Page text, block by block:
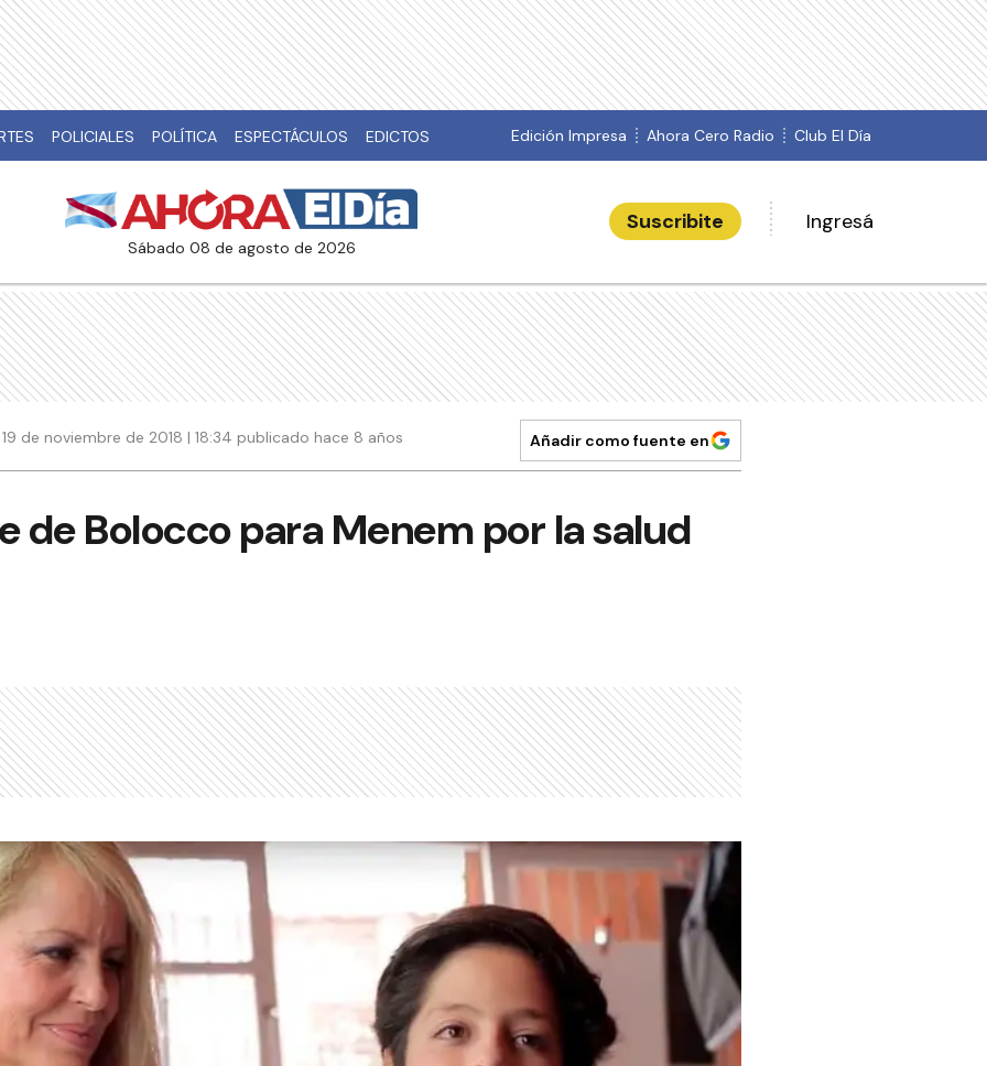
POLICIALES POLÍTICA ESPECTÁCULOS EDICTOS Edición Impresa Ahora Cero Radio Club El Día
sábado 08 de agosto de 2026
Suscribite Ingresá
19 de noviembre de 2018 | 18:34 publicado hace 8 años Añadir como fuente en
de Bolocco para Menem por la salud